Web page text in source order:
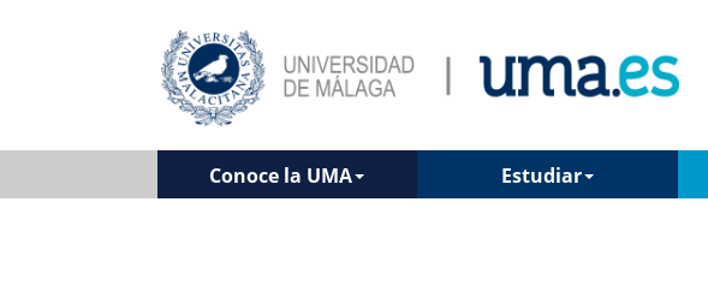
Conoce la UMA Estudiar